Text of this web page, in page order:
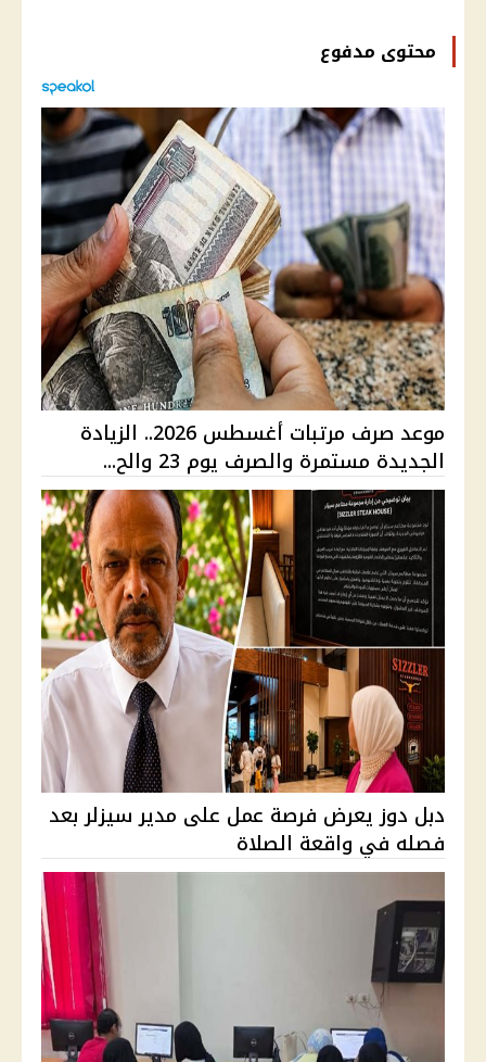
محتوى مدفوع
موعد صرف مرتبات أغسطس 2026.. الزيادة
الجديدة مستمرة والصرف يوم 23 والح...
دبل دوز يعرض فرصة عمل على مدير سيزلر بعد
فصله في واقعة الصلاة